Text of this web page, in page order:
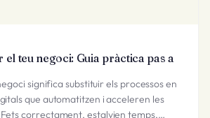
teu negoci: Guia pràctica pas a
significa substituir els processos en
que automatitzen i acceleren les
correctament, estalvien temps,